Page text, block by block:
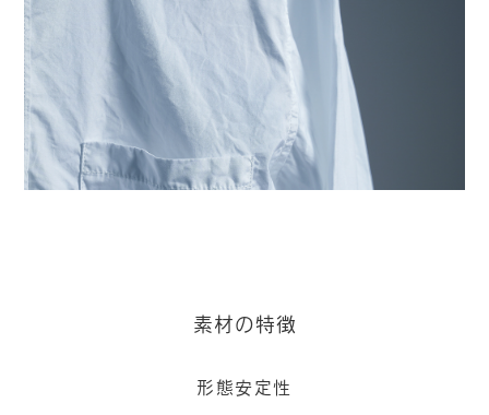
素材の特徴
形態安定性